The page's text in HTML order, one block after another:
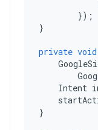
});
}
private void
Intent
}